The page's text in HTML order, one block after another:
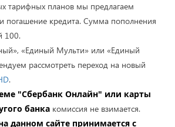
тарифных планов мы предлагаем
погашение кредита. Сумма пополнения
100.
«Единый Мульти» или «Единый
рассмотреть переход на новый
.
"Сбербанк Онлайн" или карты
банка комиссия не взимается.
данном сайте принимается с